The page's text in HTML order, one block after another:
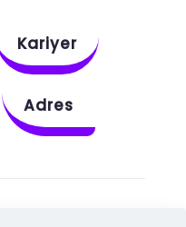
Kariyer
Adres